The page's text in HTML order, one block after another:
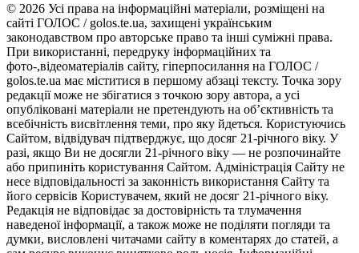
© 2026 Усі права на інформаційні матеріали, розміщені на
сайті ГОЛОС / golos.te.ua, захищені українським
законодавством про авторське право та інші суміжні права.
При використанні, передруку інформаційних та
фото-,відеоматеріалів сайту, гіперпосилання на ГОЛОС /
golos.te.ua має міститися в першому абзаці тексту. Точка зору
редакції може не збігатися з точкою зору автора, а усі
опубліковані матеріали не претендують на об’єктивність та
всебічність висвітлення теми, про яку йдеться. Користуючись
Сайтом, відвідувач підтверджує, що досяг 21-річного віку. У
разі, якщо Ви не досягли 21-річного віку — не розпочинайте
або припиніть користування Сайтом. Адміністрація Сайту не
несе відповідальності за законність використання Сайту та
його сервісів Користувачем, який не досяг 21-річного віку.
Редакція не відповідає за достовірність та тлумачення
наведеної інформації, а також може не поділяти погляди та
думки, висловлені читачами сайту в коментарях до статей, а